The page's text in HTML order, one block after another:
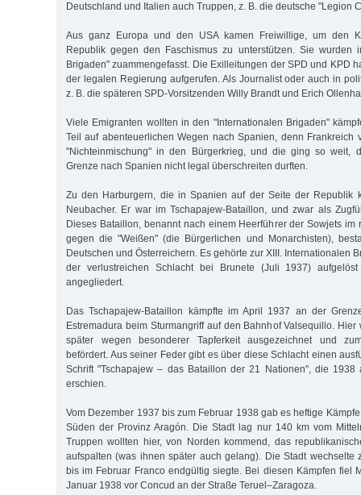
Deutschland und Italien auch Truppen, z. B. die deutsche "Legion
Aus ganz Europa und den USA kamen Freiwillige, um den
Republik gegen den Faschismus zu unterstützen. Sie wurden
Brigaden" zuammengefasst. Die Exilleitungen der SPD und KPD
der legalen Regierung aufgerufen. Als Journalist oder auch in
z. B. die späteren SPD-Vorsitzenden Willy Brandt und Erich
Viele Emigranten wollten in den "Internationalen Brigaden"
Teil auf abenteuerlichen Wegen nach Spanien, denn Frankreich
"Nichteinmischung" in den Bürgerkrieg, und die ging so weit,
Grenze nach Spanien nicht legal überschreiten durften.
Zu den Harburgern, die in Spanien auf der Seite der Republik
Neubacher. Er war im Tschapajew-Bataillon, und zwar als
Dieses Bataillon, benannt nach einem Heerführer der Sowjets im
gegen die "Weißen" (die Bürgerlichen und Monarchisten),
Deutschen und Österreichern. Es gehörte zur XIII. Internationalen
der verlustreichen Schlacht bei Brunete (Juli 1937)
angegliedert.
Das Tschapajew-Bataillon kämpfte im April 1937 an der
Estremadura beim Sturmangriff auf den Bahnhof Valsequillo.
später wegen besonderer Tapferkeit ausgezeichnet und
befördert. Aus seiner Feder gibt es über diese Schlacht einen
Schrift "Tschapajew – das Bataillon der 21 Nationen", die 1938
erschien.
Vom Dezember 1937 bis zum Februar 1938 gab es heftige
Süden der Provinz Aragón. Die Stadt lag nur 140 km vom
Truppen wollten hier, von Norden kommend, das
aufspalten (was ihnen später auch gelang). Die Stadt wechselte
bis im Februar Franco endgültig siegte. Bei diesen Kämpfen fiel
Januar 1938 vor Concud an der Straße Teruel–Zaragoza.